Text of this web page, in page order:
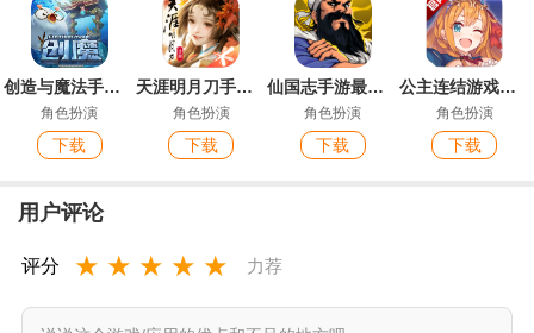
创造与魔法手游官方版
角色扮演
下载
天涯明月刀手游最新版
角色扮演
下载
仙国志手游最新版
角色扮演
下载
公主连结游戏安卓版
角色扮演
下载
用户评论
评分 ★ ★ ★ ★ ★ 力荐